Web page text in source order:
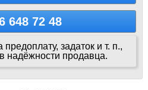
648 72 48
предоплату, задаток и т. п.,
надёжности продавца.